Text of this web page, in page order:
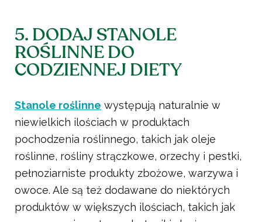
5. DODAJ STANOLE
ROŚLINNE DO
CODZIENNEJ DIETY
Stanole roślinne występują naturalnie w
niewielkich ilościach w produktach
pochodzenia roślinnego, takich jak oleje
roślinne, rośliny strączkowe, orzechy i pestki,
pełnoziarniste produkty zbożowe, warzywa i
owoce. Ale są też dodawane do niektórych
produktów w większych ilościach, takich jak